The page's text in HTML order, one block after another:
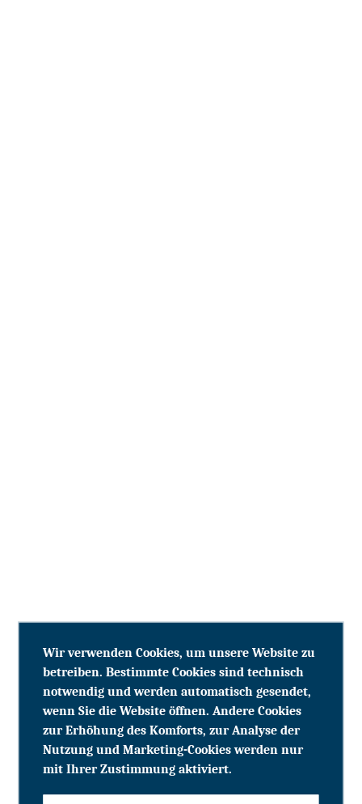
Wir verwenden Cookies, um unsere Website zu
betreiben. Bestimmte Cookies sind technisch
notwendig und werden automatisch gesendet,
wenn Sie die Website öffnen. Andere Cookies
zur Erhöhung des Komforts, zur Analyse der
Nutzung und Marketing-Cookies werden nur
mit Ihrer Zustimmung aktiviert.